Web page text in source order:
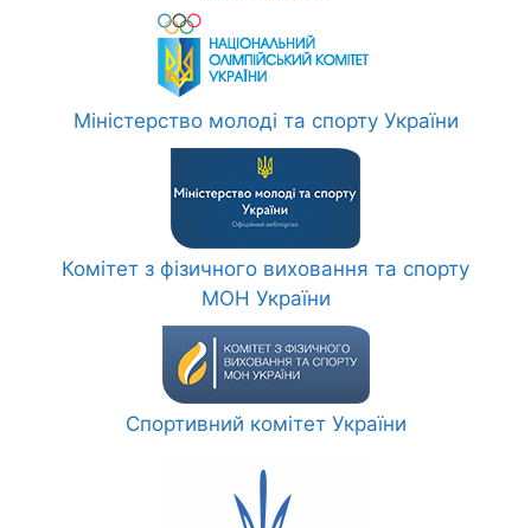
Міністерство молоді та спорту України
Комітет з фізичного виховання та спорту
МОН України
Спортивний комітет України